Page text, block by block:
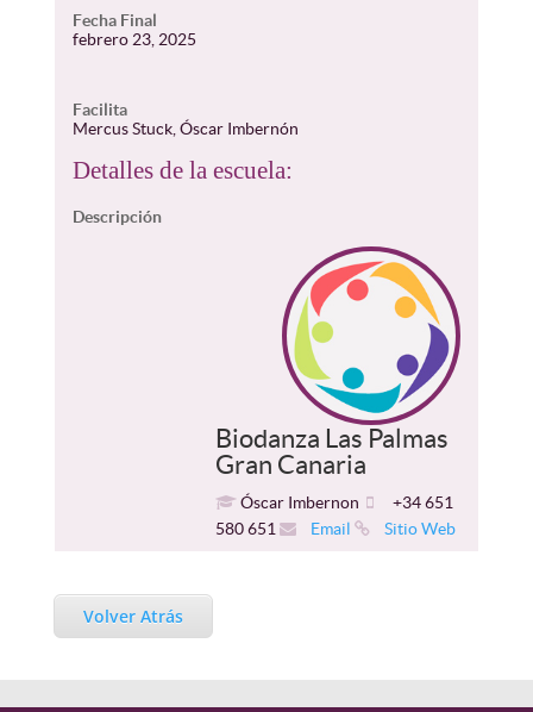
Fecha Final
febrero 23, 2025
Facilita
Mercus Stuck, Óscar Imbernón
Detalles de la escuela:
Descripción
Biodanza Las Palmas
Gran Canaria
Óscar Imbernon
+34 651
580 651
Email Sitio Web
Volver Atrás